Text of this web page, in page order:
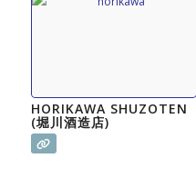
HORIKAWA SHUZOTEN
(堀川酒造店)